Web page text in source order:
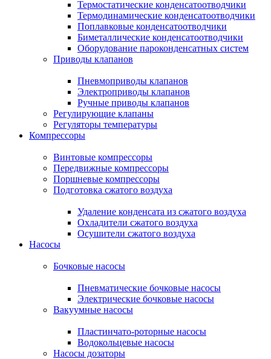
Термостатические конденсатоотводчики
Термодинамические конденсатоотводчики
Поплавковые конденсатоотводчики
Биметаллические конденсатоотводчики
Оборудование пароконденсатных систем
Приводы клапанов
Пневмоприводы клапанов
Электроприводы клапанов
Ручные приводы клапанов
Регулирующие клапаны
Регуляторы температуры
Компрессоры
Винтовые компрессоры
Передвижные компрессоры
Поршневые компрессоры
Подготовка сжатого воздуха
Удаление конденсата из сжатого воздуха
Охладители сжатого воздуха
Осушители сжатого воздуха
Насосы
Бочковые насосы
Пневматические бочковые насосы
Электрические бочковые насосы
Вакуумные насосы
Пластинчато-роторные насосы
Водокольцевые насосы
Насосы дозаторы